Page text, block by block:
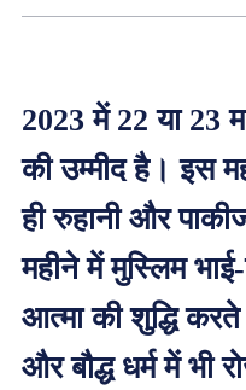
2023 में 22 या 23
की उम्मीद है। इस
ही रुहानी और
महीने में मुस्लिम
आत्मा की शुद्धि
और बौद्ध धर्म में भी